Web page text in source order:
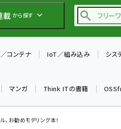
載 から探す
コンテナ IoT／組み込み シス
マンガ Think ITの書籍
、お勧めモデリング本！